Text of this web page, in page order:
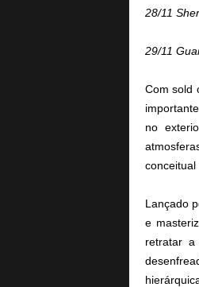
28/11
29/11
Com sold
no
conceitual
Lançado
e
retratar